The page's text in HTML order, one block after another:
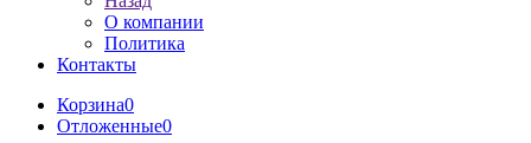
О компании
Политика
Контакты
Корзина0
Отложенные0